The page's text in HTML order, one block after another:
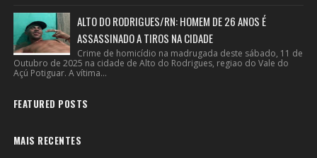
ALTO DO RODRIGUES/RN: HOMEM DE 26 ANOS É
ASSASSINADO A TIROS NA CIDADE
Crime de homicídio na madrugada deste sábado, 11 de
Outubro de 2025 na cidade de Alto do Rodrigues, regiao do Vale do
Açú Potiguar. A vítima...
FEATURED POSTS
MAIS RECENTES